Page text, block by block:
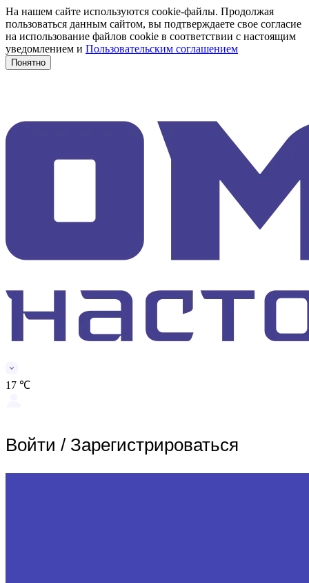
На нашем сайте используются cookie-файлы. Продолжая
пользоваться данным сайтом, вы подтверждаете свое согласие
на использование файлов cookie в соответствии с настоящим
уведомлением и Пользовательским соглашением
Понятно
17 ℃
Войти / Зарегистрироваться